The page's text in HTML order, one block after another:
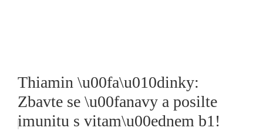
Thiamin \u00fa\u010dinky:
Zbavte se \u00fanavy a posilte
imunitu s vitam\u00ednem b1!